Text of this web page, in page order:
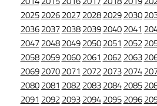
2025 2026 2027 2028 2029 2030
2036 2037 2038 2039 2040 2041
2047 2048 2049 2050 2051 2052
2058 2059 2060 2061 2062 2063
2069 2070 2071 2072 2073 2074
2080 2081 2082 2083 2084 2085
2091 2092 2093 2094 2095 2096